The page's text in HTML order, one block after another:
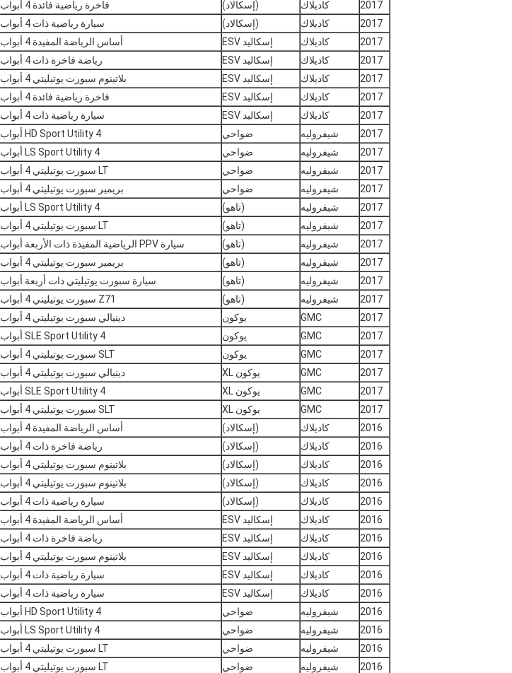
2017
كاديلاك (إسكالاد) فاخرة رياضية فائدة 4 أبواب
2017
كاديلاك (إسكالاد) سيارة رياضية ذات 4 أبواب
2017
كاديلاك إسكاليد ESV أساس الرياضة المفيدة 4 أبواب
2017
كاديلاك إسكاليد ESV رياضة فاخرة ذات 4 أبواب
2017
كاديلاك إسكاليد ESV بلاتينوم سبورت يوتيليتي 4 أبواب
2017
كاديلاك إسكاليد ESV فاخرة رياضية فائدة 4 أبواب
2017
كاديلاك إسكاليد ESV سيارة رياضية ذات 4 أبواب
2017
شيفروليه ضواحي HD Sport Utility 4 أبواب
2017
شيفروليه ضواحي LS Sport Utility 4 أبواب
2017
شيفروليه ضواحي LT سبورت يوتيليتي 4 أبواب
2017
شيفروليه ضواحي بريمير سبورت يوتيليتي 4 أبواب
2017
شيفروليه (تاهو) LS Sport Utility 4 أبواب
2017
شيفروليه (تاهو) LT سبورت يوتيليتي 4 أبواب
2017
شيفروليه (تاهو) سيارة PPV الرياضية المفيدة ذات الأربعة أبواب
2017
شيفروليه (تاهو) بريمير سبورت يوتيليتي 4 أبواب
2017
شيفروليه (تاهو) سيارة سبورت يوتيليتي ذات أربعة أبواب
2017
شيفروليه (تاهو) Z71 سبورت يوتيليتي 4 أبواب
2017
GMC يوكون دينيالي سبورت يوتيليتي 4 أبواب
2017
GMC يوكون SLE Sport Utility 4 أبواب
2017
GMC يوكون SLT سبورت يوتيليتي 4 أبواب
2017
GMC يوكون XL دينيالي سبورت يوتيليتي 4 أبواب
2017
GMC يوكون XL SLE Sport Utility 4 أبواب
2017
GMC يوكون XL SLT سبورت يوتيليتي 4 أبواب
2016
كاديلاك (إسكالاد) أساس الرياضة المفيدة 4 أبواب
2016
كاديلاك (إسكالاد) رياضة فاخرة ذات 4 أبواب
2016
كاديلاك (إسكالاد) بلاتينوم سبورت يوتيليتي 4 أبواب
2016
كاديلاك (إسكالاد) بلاتينوم سبورت يوتيليتي 4 أبواب
2016
كاديلاك (إسكالاد) سيارة رياضية ذات 4 أبواب
2016
كاديلاك إسكاليد ESV أساس الرياضة المفيدة 4 أبواب
2016
كاديلاك إسكاليد ESV رياضة فاخرة ذات 4 أبواب
2016
كاديلاك إسكاليد ESV بلاتينوم سبورت يوتيليتي 4 أبواب
2016
كاديلاك إسكاليد ESV سيارة رياضية ذات 4 أبواب
2016
كاديلاك إسكاليد ESV سيارة رياضية ذات 4 أبواب
2016
شيفروليه ضواحي HD Sport Utility 4 أبواب
2016
شيفروليه ضواحي LS Sport Utility 4 أبواب
2016
شيفروليه ضواحي LT سبورت يوتيليتي 4 أبواب
2016
شيفروليه ضواحي LT سبورت يوتيليتي 4 أبواب